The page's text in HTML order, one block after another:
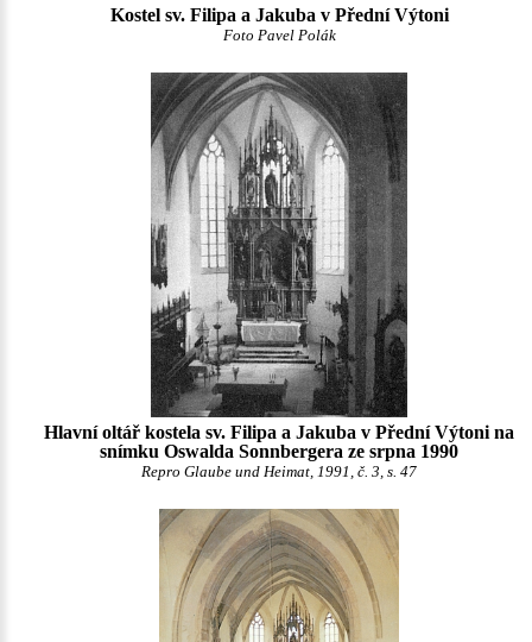
Kostel sv. Filipa a Jakuba v Přední Výtoni
Foto Pavel Polák
Hlavní oltář kostela sv. Filipa a Jakuba v Přední Výtoni na
snímku Oswalda Sonnbergera ze srpna 1990
Repro Glaube und Heimat, 1991, č. 3, s. 47